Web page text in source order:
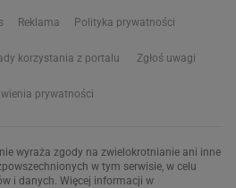
Reklama Polityka prywatności
korzystania z portalu Zgłoś uwagi
prywatności
wyraża zgody na zwielokrotnianie ani inne
w tym serwisie, w celu
i danych. Więcej informacji w